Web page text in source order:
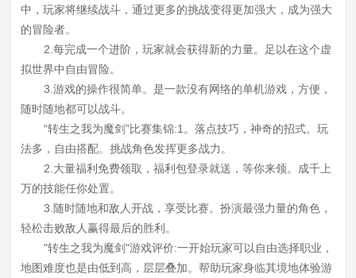
中，玩家将继续战斗，通过更多的挑战变得更加强大，成为强大
的冒险者。
2.每完成一个进阶，玩家就会获得新的力量。足以在这个虚
拟世界中自由冒险。
3.游戏的操作很简单。是一款没有网络的单机游戏，方便，
随时随地都可以战斗。
“转生之我为魔剑”比赛集锦:1。落点技巧，神奇的招式。玩
法多，自由搭配。挑战角色发挥更多战力。
2.大量福利免费领取，福利包登录就送，等你来领。成千上
万的技能任你处置。
3.随时随地和敌人开战，享受比赛。扮演最强力量的角色，
轻松击败敌人赢得最后的胜利。
"转生之我为魔剑"游戏评价:一开始玩家可以自由选择职业，
地图难度也是由低到高，层层叠加。帮助玩家身临其境地体验游